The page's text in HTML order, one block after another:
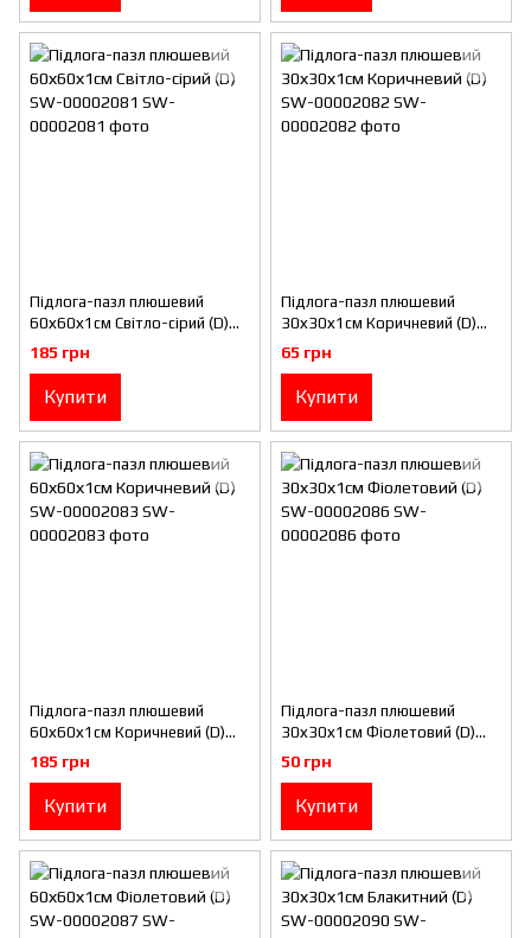
Підлога-пазл плюшевий
60х60х1см Світло-сірий (D)
SW-00002081
185 грн
Купити
Підлога-пазл плюшевий
30х30х1см Коричневий (D)
SW-00002082
65 грн
Купити
Підлога-пазл плюшевий
60х60х1см Коричневий (D)
SW-00002083
185 грн
Купити
Підлога-пазл плюшевий
30х30х1см Фіолетовий (D)
SW-00002086
50 грн
Купити